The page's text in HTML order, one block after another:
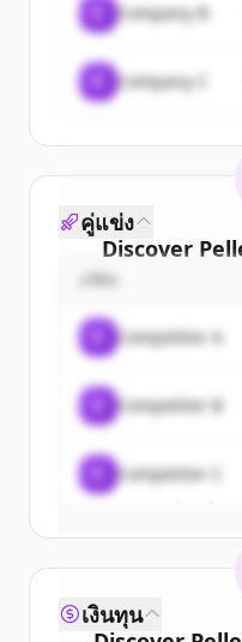
Company B
Company C
Discover
Sign up for
New accounts
มีบัญชีอยู่แล้
คู่แข่ง
Competitor A
Competitor B
Competitor C
เงินทุน